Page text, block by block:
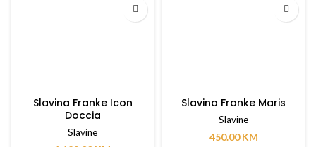
Slavina Franke Icon
Doccia
Slavine
Slavina Franke Maris
Slavine
450.00KM